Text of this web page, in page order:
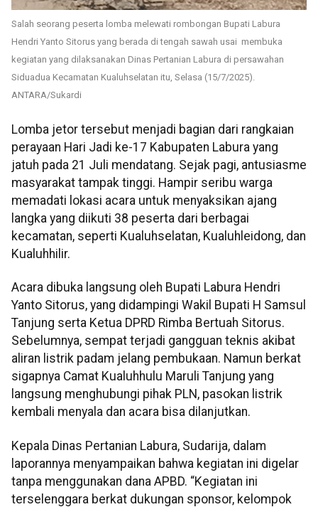
Salah seorang peserta lomba melewati rombongan Bupati Labura
Hendri Yanto Sitorus yang berada di tengah sawah usai membuka
kegiatan yang dilaksanakan Dinas Pertanian Labura di persawahan
Siduadua Kecamatan Kualuhselatan itu, Selasa (15/7/2025).
ANTARA/Sukardi
Lomba jetor tersebut menjadi bagian dari rangkaian
perayaan Hari Jadi ke-17 Kabupaten Labura yang
jatuh pada 21 Juli mendatang. Sejak pagi, antusiasme
masyarakat tampak tinggi. Hampir seribu warga
memadati lokasi acara untuk menyaksikan ajang
langka yang diikuti 38 peserta dari berbagai
kecamatan, seperti Kualuhselatan, Kualuhleidong, dan
Kualuhhilir.
Acara dibuka langsung oleh Bupati Labura Hendri
Yanto Sitorus, yang didampingi Wakil Bupati H Samsul
Tanjung serta Ketua DPRD Rimba Bertuah Sitorus.
Sebelumnya, sempat terjadi gangguan teknis akibat
aliran listrik padam jelang pembukaan. Namun berkat
sigapnya Camat Kualuhhulu Maruli Tanjung yang
langsung menghubungi pihak PLN, pasokan listrik
kembali menyala dan acara bisa dilanjutkan.
Kepala Dinas Pertanian Labura, Sudarija, dalam
laporannya menyampaikan bahwa kegiatan ini digelar
tanpa menggunakan dana APBD. “Kegiatan ini
terselenggara berkat dukungan sponsor, kelompok